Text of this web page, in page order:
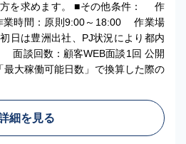
方を求めます。 ■その他条件： 作
時間：原則9:00～18:00 作業場
日は豊洲出社、PJ状況により都内
面談回数：顧客WEB面談1回 公開
最大稼働可能日数」で換算した際の
細を見る